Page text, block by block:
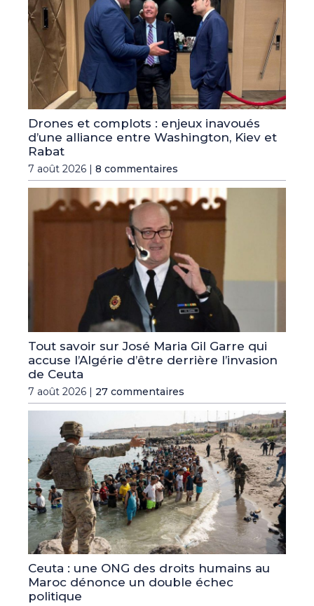
Drones et complots : enjeux inavoués
d’une alliance entre Washington, Kiev et
Rabat
7 août 2026 | 8 commentaires
Tout savoir sur José Maria Gil Garre qui
accuse l’Algérie d’être derrière l’invasion
de Ceuta
7 août 2026 | 27 commentaires
Ceuta : une ONG des droits humains au
Maroc dénonce un double échec
politique